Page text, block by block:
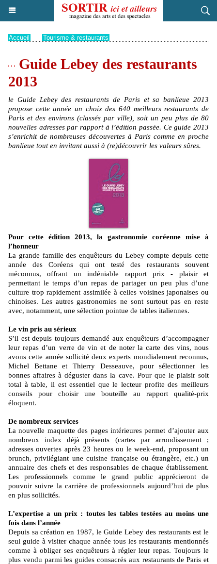
Accueil Tourisme & restaurants
Guide Lebey des restaurants
2013
le Guide Lebey des restaurants de Paris et sa banlieue 2013
propose cette année un choix des 640 meilleurs restaurants de
Paris et des environs (classés par ville), soit un peu plus de 80
nouvelles adresses par rapport à l’édition passée. Ce guide 2013
s’enrichit de nombreuses découvertes à Paris comme en proche
banlieue tout en invitant aussi à (re)découvrir les valeurs sûres.
Pour cette édition 2013, la gastronomie coréenne mise à
l’honneur
La grande famille des enquêteurs du Lebey compte depuis cette
année des Coréens qui ont testé des restaurants souvent
méconnus, offrant un indéniable rapport prix - plaisir et
permettant le temps d’un repas de partager un peu plus d’une
culture trop rapidement assimilée à celles voisines japonaises ou
chinoises. Les autres gastronomies ne sont surtout pas en reste
avec, notamment, une sélection pointue de tables italiennes.
Le vin pris au sérieux
S’il est depuis toujours demandé aux enquêteurs d’accompagner
leur repas d’un verre de vin et de noter la carte des vins, nous
avons cette année sollicité deux experts mondialement reconnus,
Michel Bettane et Thierry Desseauve, pour sélectionner les
bonnes affaires à déguster dans la cave. Pour que le plaisir soit
total à table, il est essentiel que le lecteur profite des meilleurs
conseils pour choisir une bouteille au rapport qualité-prix
éloquent.
De nombreux services
La nouvelle maquette des pages intérieures permet d’ajouter aux
nombreux index déjà présents (cartes par arrondissement ;
adresses ouvertes après 23 heures ou le week-end, proposant un
brunch, privilégiant une cuisine française ou étrangère, etc.) un
annuaire des chefs et des responsables de chaque établissement.
Les professionnels comme le grand public apprécieront de
pouvoir suivre la carrière de professionnels aujourd’hui de plus
en plus sollicités.
L’expertise a un prix : toutes les tables testées au moins une
fois dans l’année
Depuis sa création en 1987, le Guide Lebey des restaurants est le
seul guide à visiter chaque année tous les restaurants mentionnés
comme à obliger ses enquêteurs à régler leur repas. Toujours le
plus vendu parmi les guides consacrés aux restaurants de Paris et